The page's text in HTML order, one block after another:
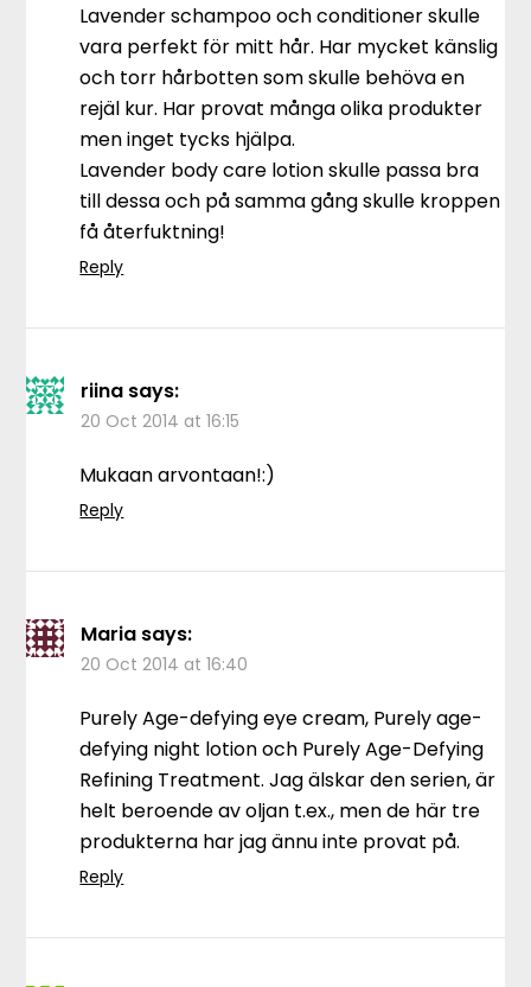
Lavender schampoo och conditioner skulle
vara perfekt för mitt hår. Har mycket känslig
och torr hårbotten som skulle behöva en
rejäl kur. Har provat många olika produkter
men inget tycks hjälpa.
Lavender body care lotion skulle passa bra
till dessa och på samma gång skulle kroppen
få återfuktning!
Reply
riina says:
20 Oct 2014 at 16:15
Mukaan arvontaan!:)
Reply
Maria says:
20 Oct 2014 at 16:40
Purely Age-defying eye cream, Purely age-
defying night lotion och Purely Age-Defying
Refining Treatment. Jag älskar den serien, är
helt beroende av oljan t.ex., men de här tre
produkterna har jag ännu inte provat på.
Reply